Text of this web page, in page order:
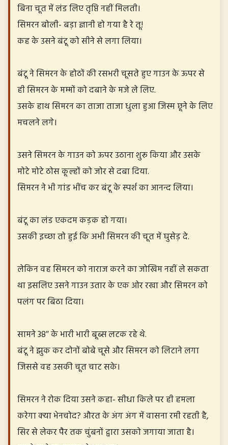
बिना चूत में लंड लिए तृप्ति नहीं मिलती।
सिमरन बोली- बड़ा ज्ञानी हो गया है रे तू!
कह के उसने बंटू को सीने से लगा लिया।
बंटू ने सिमरन के होठों की रसभरी चूसते हुए गाउन के ऊपर से
ही सिमरन के मम्मों को दबाने के मजे ले लिए.
उसके हाथ सिमरन का ताजा ताजा धुला हुआ जिस्म छूने के लिए
मचलने लगे।
उसने सिमरन के गाउन को ऊपर उठाना शुरू किया और उसके
मोटे मोटे ठोस कूल्हों को जोर से दबा दिया.
सिमरन ने भी गांड भींच कर बंटू के स्पर्श का आनन्द लिया।
बंटू का लंड एकदम कड़क हो गया।
उसकी इच्छा तो हुई कि अभी सिमरन की चूत में घुसेड़ दे.
लेकिन वह सिमरन को नाराज करने का जोखिम नहीं ले सकता
था इसलिए उसने गाउन उतार के एक ओर रखा और सिमरन को
पलंग पर बिठा दिया।
सामने 38″ के भारी भारी बूब्स लटक रहे थे.
बंटू ने झुक कर दोनों बोबे चूसे और सिमरन को लिटाने लगा
जिससे वह उसकी चूत चाट सके।
सिमरन ने रोक दिया उसने कहा- सीधा किले पर ही हमला
करेगा क्या भेनचोद? औरत के अंग अंग में वासना रमी रहती है,
सिर से लेकर पैर तक चुंबनों द्वारा उसको जगाया जाता है।